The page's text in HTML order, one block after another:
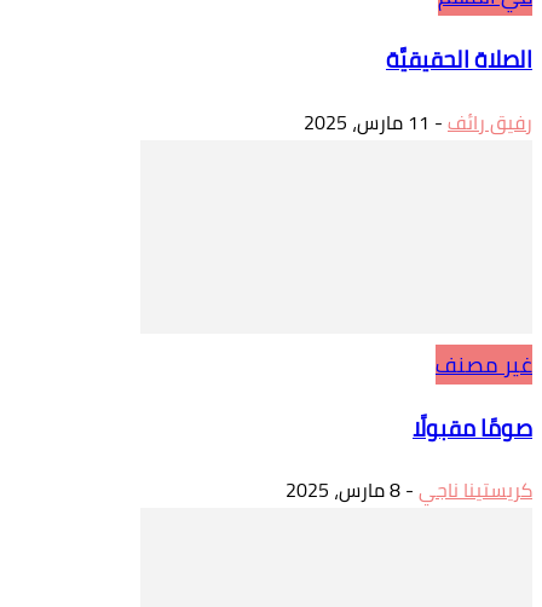
الصلاة الحقيقيَّة
رفيق رائف- 11 مارس، 2025
غير مصنف
صومًا مقبولًا
كريستينا ناجي-8 مارس، 2025